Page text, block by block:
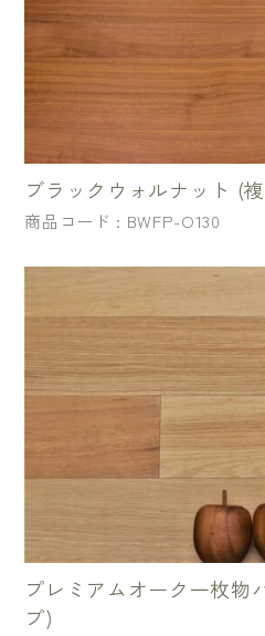
ブラックウォルナット (
商品コード : BWFP-O130
プレミアムオーク一枚物
プ)